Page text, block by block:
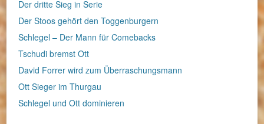
Der dritte Sieg in Serie
Der Stoos gehört den Toggenburgern
Schlegel – Der Mann für Comebacks
Tschudi bremst Ott
David Forrer wird zum Überraschungsmann
Ott Sieger im Thurgau
Schlegel und Ott dominieren